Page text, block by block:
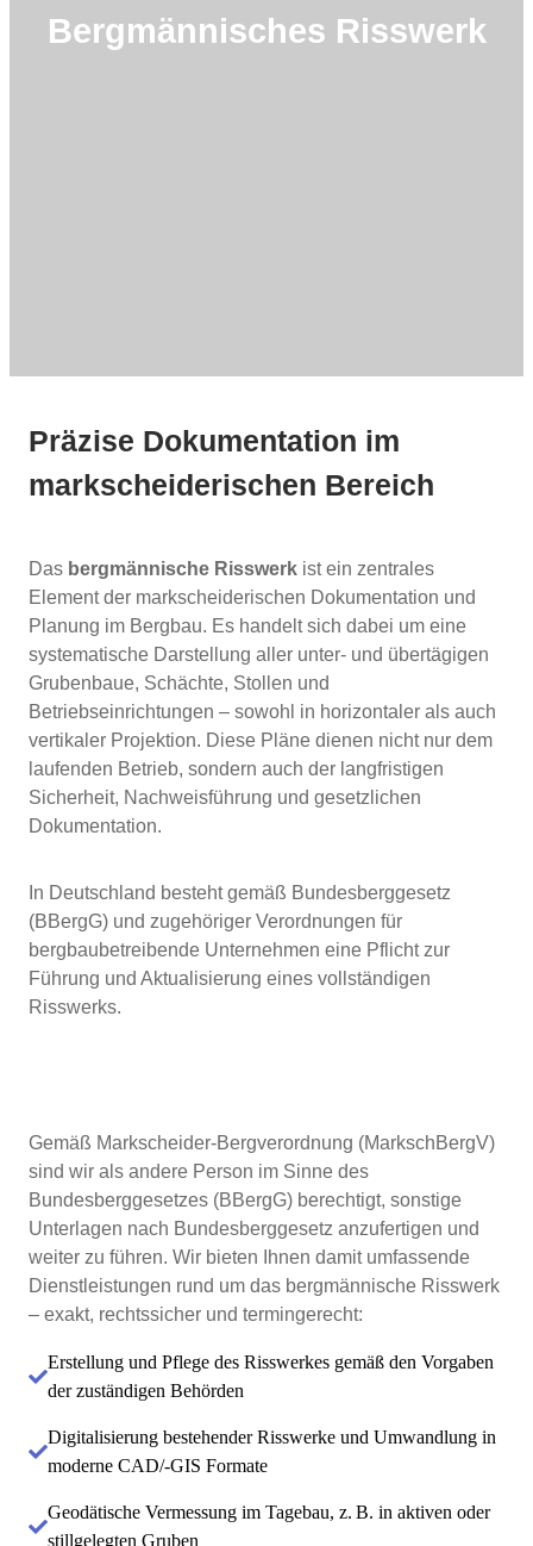
Bergmännisches Risswerk
Präzise Dokumentation im
markscheiderischen Bereich
Das bergmännische Risswerk ist ein zentrales
Element der markscheiderischen Dokumentation und
Planung im Bergbau. Es handelt sich dabei um eine
systematische Darstellung aller unter- und übertägigen
Grubenbaue, Schächte, Stollen und
Betriebseinrichtungen – sowohl in horizontaler als auch
vertikaler Projektion. Diese Pläne dienen nicht nur dem
laufenden Betrieb, sondern auch der langfristigen
Sicherheit, Nachweisführung und gesetzlichen
Dokumentation.
In Deutschland besteht gemäß Bundesberggesetz
(BBergG) und zugehöriger Verordnungen für
bergbaubetreibende Unternehmen eine Pflicht zur
Führung und Aktualisierung eines vollständigen
Risswerks.
Gemäß Markscheider-Bergverordnung (MarkschBergV)
sind wir als andere Person im Sinne des
Bundesberggesetzes (BBergG) berechtigt, sonstige
Unterlagen nach Bundesberggesetz anzufertigen und
weiter zu führen. Wir bieten Ihnen damit umfassende
Dienstleistungen rund um das bergmännische Risswerk
– exakt, rechtssicher und termingerecht:
Erstellung und Pflege des Risswerkes gemäß den Vorgaben
der zuständigen Behörden
Digitalisierung bestehender Risswerke und Umwandlung in
moderne CAD/-GIS Formate
Geodätische Vermessung im Tagebau, z. B. in aktiven oder
stillgelegten Gruben